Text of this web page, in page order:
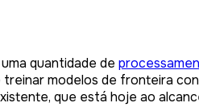
quantidade de
modelos de fronteira
que está hoje ao